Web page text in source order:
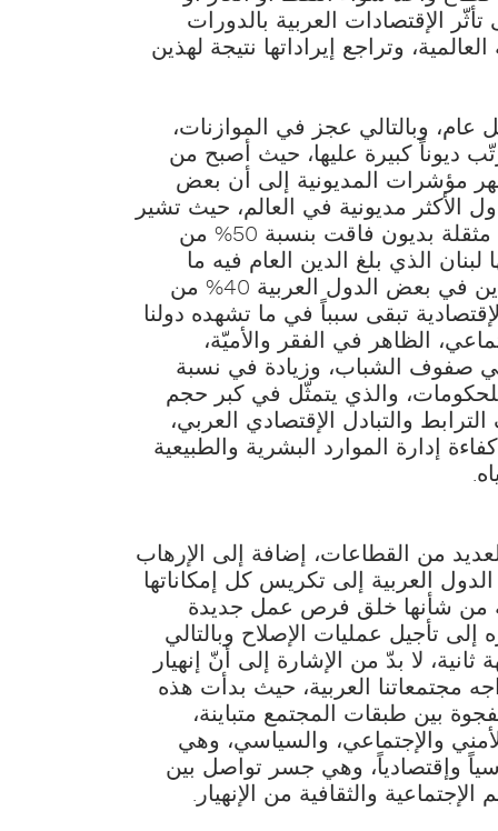
الإقتصادات العربية بالدورات
وتراجع إيراداتها نتيجة لهذين
عام، وبالتالي عجز في الموازنات،
ديوناً كبيرة عليها، حيث أصبح من
مؤشرات المديونية إلى أن بعض
الأكثر مديونية في العالم، حيث تشير
دراسة لصندوق النقد العربي إلى أنّ 11 بلداً عربياً مثقلة بديون فاقت بنسبة 50% من
عام 2017، في مقدمها لبنان الذي بلغ الدين العام فيه ما
يوازي 150% من الناتج، كما بلغت نسبة خدمة الدين في بعض الدول العربية 40% من
تبقى سبباً في ما تشهده دولنا
الظاهر في الفقر والأميّة،
صفوف الشباب، وزيادة في نسبة
للحكومات، والذي يتمثّل في كبر حجم
والتبادل الإقتصادي العربي،
إدارة الموارد البشرية والطبيعية
من القطاعات، إضافة إلى الإرهاب
العربية إلى تكريس كل إمكاناتها
من شأنها خلق فرص عمل جديدة
تأجيل عمليات الإصلاح وبالتالي
لا بدّ من الإشارة إلى أنّ إنهيار
مجتمعاتنا العربية، حيث بدأت هذه
بين طبقات المجتمع متباينة،
والإجتماعي، والسياسي، وهي
وإقتصادياً، وهي جسر تواصل بين
والثقافية من الإنهيار.